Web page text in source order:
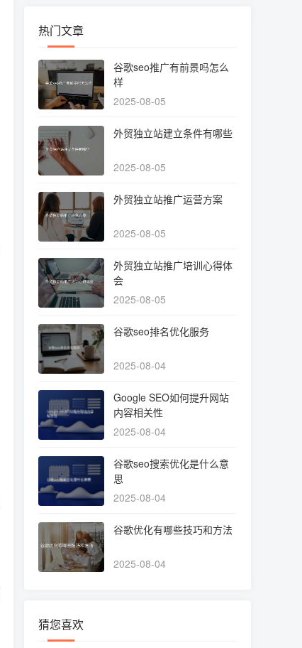
热门文章
谷歌seo推广有前景吗怎么
样
2025-08-05
外贸独立站建立条件有哪些
2025-08-05
外贸独立站推广运营方案
2025-08-05
外贸独立站推广培训心得体
会
2025-08-05
谷歌seo排名优化服务
2025-08-04
Google SEO如何提升网站
内容相关性
2025-08-04
谷歌seo搜索优化是什么意
思
2025-08-04
谷歌优化有哪些技巧和方法
2025-08-04
猜您喜欢